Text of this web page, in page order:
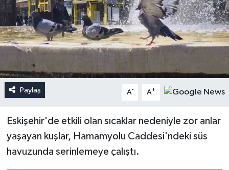
Paylaş A- A+
Eskişehir'de etkili olan sıcaklar nedeniyle zor anlar
yaşayan kuşlar, Hamamyolu Caddesi'ndeki süs
havuzunda serinlemeye çalıştı.